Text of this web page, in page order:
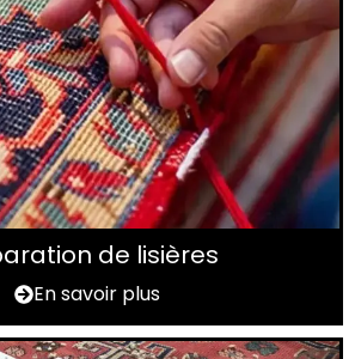
de lisières
En savoir plus